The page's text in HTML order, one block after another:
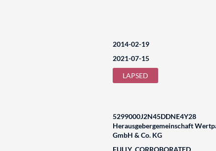
2014-02-19
2021-07-15
LAPSED
5299000J2N45DDNE4Y28
Herausgebergemeinschaft
GmbH & Co. KG
FULLY_CORROBORATED